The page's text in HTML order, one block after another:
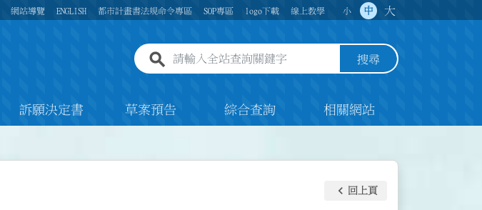
網站導覽 ENGLISH 都市計畫書法規命令專區 SOP專區 logo下載 線上教學 小 中 大
全站查詢關鍵字欄位 搜尋
訴願決定書 草案預告 綜合查詢 相關網站
keyboard_arrow_left 回上頁